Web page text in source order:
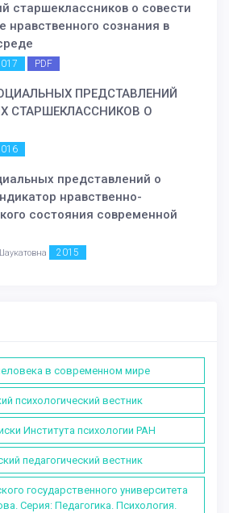
старшеклассников о совести
нравственного сознания в
PDF
ПРЕДСТАВЛЕНИЙ
СТАРШЕКЛАССНИКОВ О
представлений о
нравственно-
состояния современной
2015
в современном мире
психологический вестник
Института психологии РАН
педагогический вестник
государственного университета
Серия: Педагогика. Психология.